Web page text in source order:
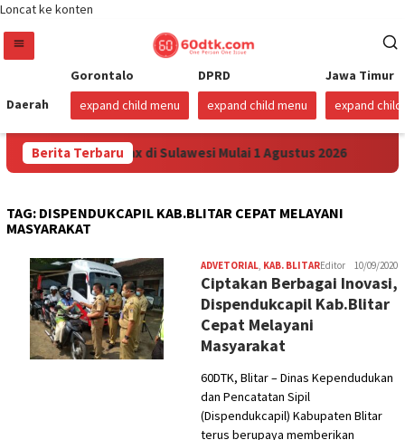
Loncat ke konten
Daerah
Gorontalo
expand child menu
DPRD
expand child menu
Jawa Timur
expand child
Berita Terbaru
Harga Pertamax di Sulawesi Mulai 1 Agustus 2026
TAG: DISPENDUKCAPIL KAB.BLITAR CEPAT MELAYANI
MASYARAKAT
ADVETORIAL, KAB. BLITAREditor 10/09/2020
Ciptakan Berbagai Inovasi,
Dispendukcapil Kab.Blitar
Cepat Melayani
Masyarakat
60DTK, Blitar – Dinas Kependudukan
dan Pencatatan Sipil
(Dispendukcapil) Kabupaten Blitar
terus berupaya memberikan